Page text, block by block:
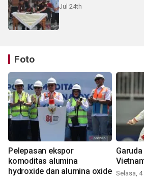
Jul 24th
Foto
Pelepasan ekspor
komoditas alumina
hydroxide dan alumina oxide Selasa,